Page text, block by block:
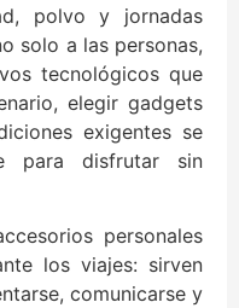
polvo y jornadas
solo a las personas,
tecnológicos que
elegir gadgets
exigentes se
para disfrutar sin
personales
los viajes: sirven
comunicarse y